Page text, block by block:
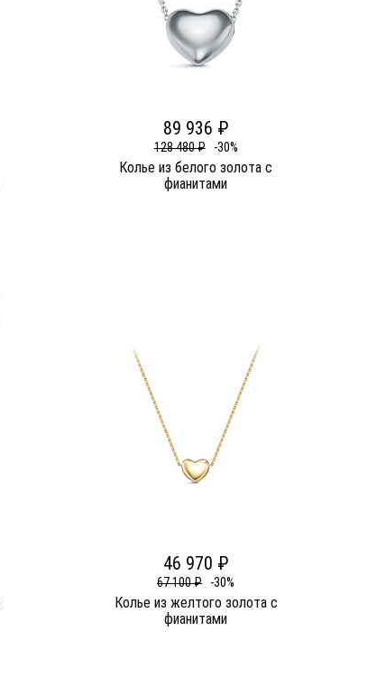
89 936 ₽
128 480 ₽ -30%
Колье из белого золота c
фианитами
46 970 ₽
67 100 ₽ -30%
Колье из желтого золота c
фианитами